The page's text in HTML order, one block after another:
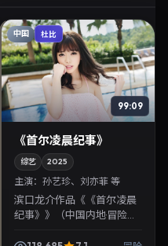
中国 杜比
99:09
《首尔凌晨纪事》
综艺 2025
主演：孙艺珍、刘亦菲 等
滨口龙介作品《《首尔凌晨
纪事》》（中国内地·冒险）